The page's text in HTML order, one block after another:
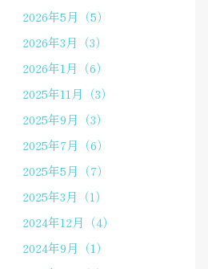
2026年5月（5）
2026年3月（3）
2026年1月（6）
2025年11月（3）
2025年9月（3）
2025年7月（6）
2025年5月（7）
2025年3月（1）
2024年12月（4）
2024年9月（1）